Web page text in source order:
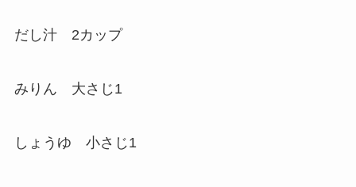
だし汁 2カップ
みりん 大さじ1
しょうゆ 小さじ1